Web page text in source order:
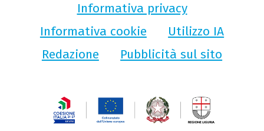
Informativa privacy
Informativa cookie
Utilizzo IA
Redazione
Pubblicità sul sito